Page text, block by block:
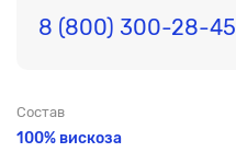
8 (800) 300-28-45
Состав
100% вискоза